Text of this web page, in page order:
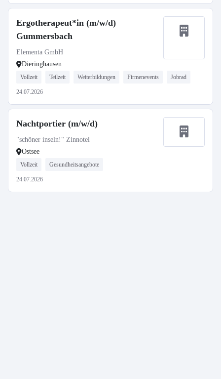
Ergotherapeut*in (m/w/d)
Gummersbach
Elementa GmbH
Dieringhausen
Vollzeit Teilzeit Weiterbildungen Firmenevents Jobrad
24.07.2026
Nachtportier (m/w/d)
"schöner inseln!" Zinnotel
Ostsee
Vollzeit Gesundheitsangebote
24.07.2026